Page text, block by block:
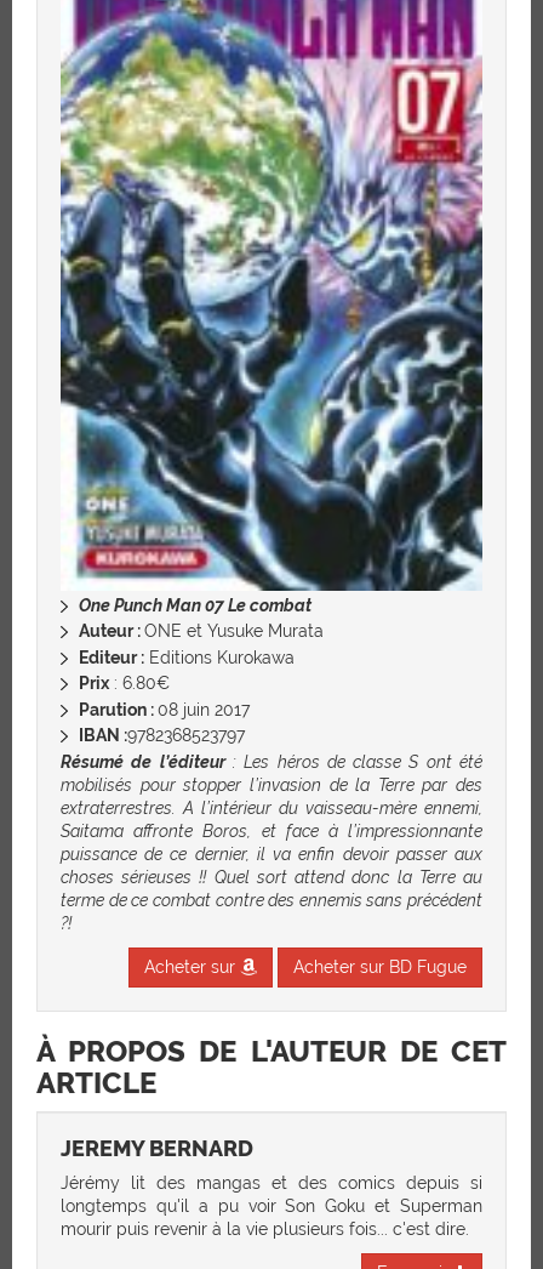
One Punch Man 07 Le combat
Auteur :ONE et Yusuke Murata
Editeur : Editions Kurokawa
Prix : 6.80€
Parution :08 juin 2017
IBAN :9782368523797
Résumé de l’éditeur : Les héros de classe S ont été
mobilisés pour stopper l’invasion de la Terre par des
extraterrestres. A l’intérieur du vaisseau-mère ennemi,
Saitama affronte Boros, et face à l’impressionnante
puissance de ce dernier, il va enfin devoir passer aux
choses sérieuses !! Quel sort attend donc la Terre au
terme de ce combat contre des ennemis sans précédent
?!
Acheter sur Acheter sur BD Fugue
À PROPOS DE L'AUTEUR DE CET
ARTICLE
JEREMY BERNARD
Jérémy lit des mangas et des comics depuis si
longtemps qu'il a pu voir Son Goku et Superman
mourir puis revenir à la vie plusieurs fois... c'est dire.